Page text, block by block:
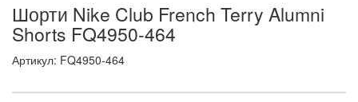
Шорти Nike Club French Terry Alumni
Shorts FQ4950-464
Артикул: FQ4950-464